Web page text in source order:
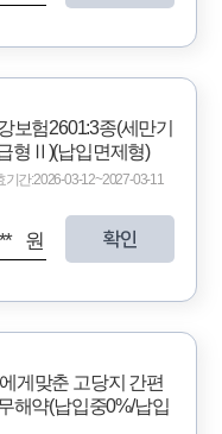
보험2601:3종(세만기
형Ⅱ)(납입면제형)
간:2026-03-12~2027-03-11
원 확인
게맞춘 고당지 간편
해약(납입중0%/납입